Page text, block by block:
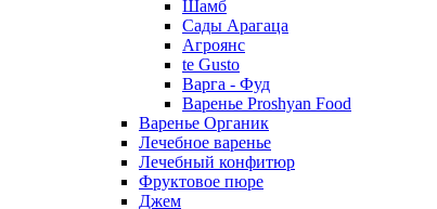
Шамб
Сады Арагаца
Агроянс
te Gusto
Варга - Фуд
Варенье Proshyan Food
Варенье Органик
Лечебное варенье
Лечебный конфитюр
Фруктовое пюре
Джем